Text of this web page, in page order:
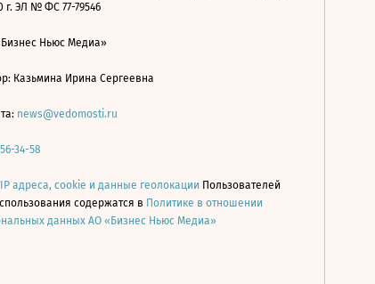
г. ЭЛ № ФС 77-79546
Ньюс Медиа»
Казьмина Ирина Сергеевна
news@vedomosti.ru
34-58
IP адреса, cookie и данные геолокации Пользователей
содержатся в Политике в отношении
данных АО «Бизнес Ньюс Медиа»